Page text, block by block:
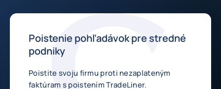
Poistenie pohľadávok pre stredné
podniky
Poistite svoju firmu proti nezaplateným
faktúram s poistením TradeLiner.